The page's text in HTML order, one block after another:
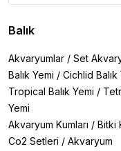
Balık
Akvaryumlar / Set
Balık Yemi / Cichlid Balık
Tropical Balık Yemi /
Yemi
Akvaryum Kumları / Bitki
Co2 Setleri / Akvaryum